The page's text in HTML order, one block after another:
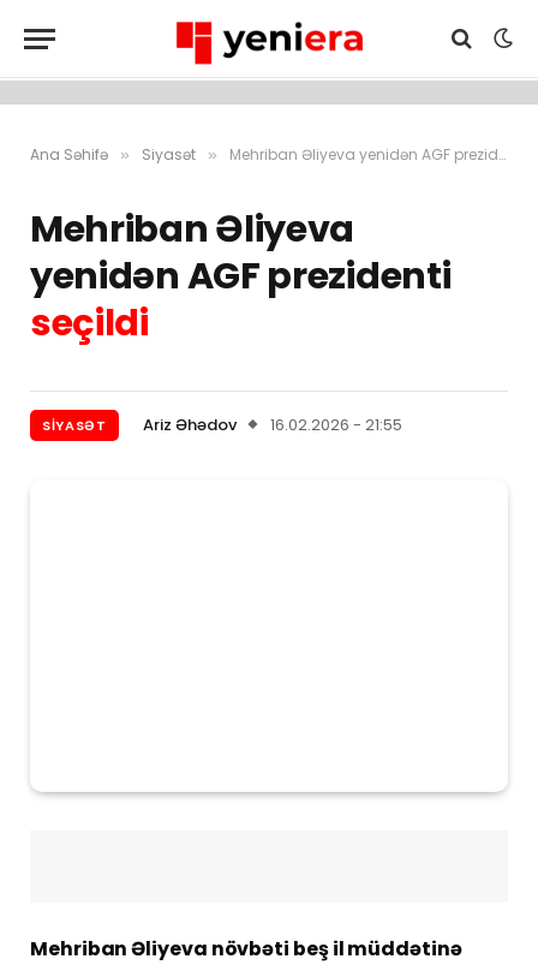
Ana Səhifə » Siyasət » Mehriban Əliyeva yenidən AGF prezidenti seçildi
Mehriban Əliyeva
yenidən AGF prezidenti
seçildi
SIYASƏT Ariz Əhədov 16.02.2026 - 21:55
Mehriban Əliyeva növbəti beş il müddətinə